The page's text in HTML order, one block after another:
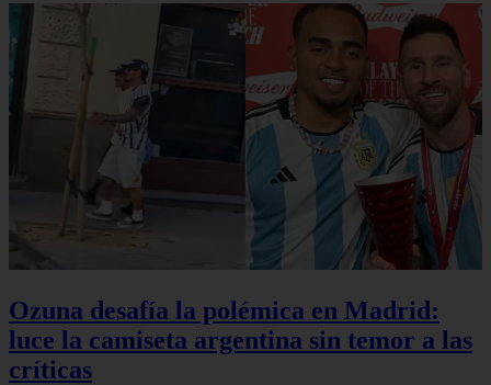
Ozuna desafía la polémica en Madrid:
luce la camiseta argentina sin temor a las
críticas